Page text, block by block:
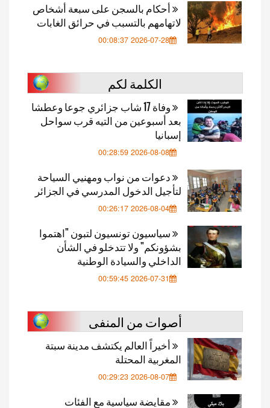
أحكام بالسجن على سبعة أشخاص
لاتهامهم بالتسبب في حرائق الغابات
2026-07-28 00:08:37
الكلمة لكم
وفاة 17 شاب جزائري جوعا وعطشا
بعد أسبوعين من التيه قرب سواحل
إسبانيا
2026-08-08 00:28:59
دعوات من نواب ومهنيي السياحة
لتأجيل الدخول المدرسي في الجزائر
2026-08-04 00:26:17
سياسيون تونسيون لتبون "اهتموا
بشؤونكم" ولا تتدخلو في الشأن
الداخلي والسيادة الوطنية
2026-07-31 00:59:45
أصوات من المنفى
أخيراً العالم يكتشف مدينة سبتة
المغربية المحتلة
2026-08-07 00:29:23
مقايضة سياسية مع الفئات